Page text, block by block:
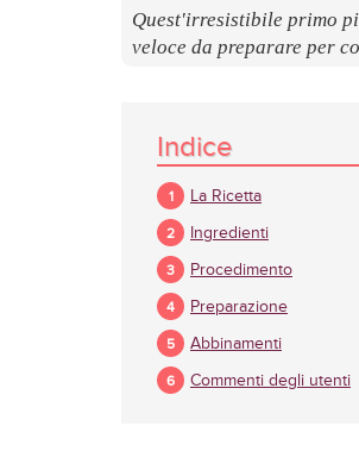
Quest'irresistibile primo
veloce da preparare per
Indice
La Ricetta
Ingredienti
Procedimento
Preparazione
Abbinamenti
Commenti degli utenti